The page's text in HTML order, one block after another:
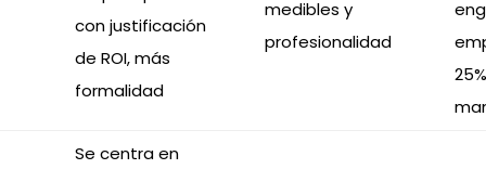
con justificación
de ROI, más
formalidad
medibles y
profesionalidad
Se centra en